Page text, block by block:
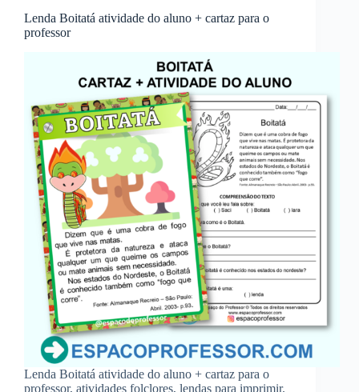
Lenda Boitatá atividade do aluno + cartaz para o
professor
Lenda Boitatá atividade do aluno + cartaz para o
professor, atividades folclores, lendas para imprimir.